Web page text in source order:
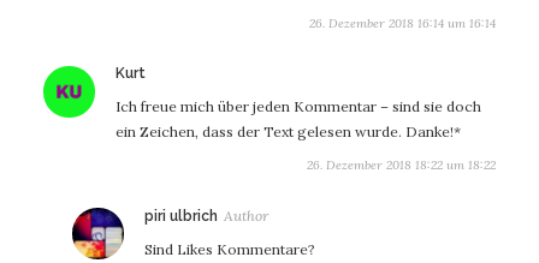
26. Dezember 2018 16:14 um 16:14
Kurtsagt:
Ich freue mich über jeden Kommentar – sind sie doch
ein Zeichen, dass der Text gelesen wurde. Danke!*
26. Dezember 2018 18:22 um 18:22
piri ulbrich sagt:
Sind Likes Kommentare?